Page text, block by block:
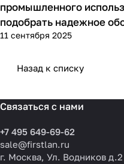
промышленного
подобрать надежное
11 сентября 2025
Назад к списку
Связаться с нами
+7 495 649-69-62
sale@firstlan.ru
г. Москва, Ул. Водников д.2